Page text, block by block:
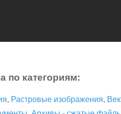
по категориям:
, Растровые изображения,